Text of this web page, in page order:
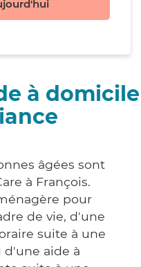
à domicile
âgées sont
à François.
pour
de vie, d'une
suite à une
d'une aide à